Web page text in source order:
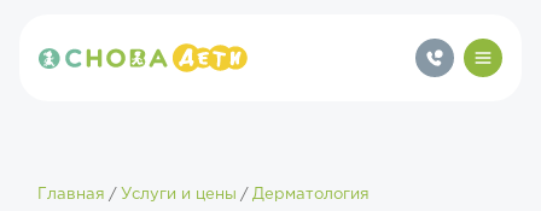
Главная Услуги и цены Дерматология